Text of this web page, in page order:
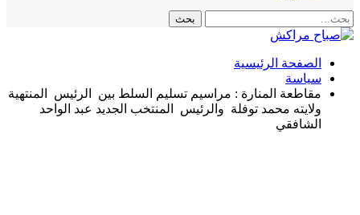
الصفحة الرئيسية
سياسة
مقاطعة المنارة : مراسيم تسليم السلط بين الرئيس المنتهية
ولايته محمد توفلة والرئيس المنتخب الجديد عبد الواحد
الشافقي